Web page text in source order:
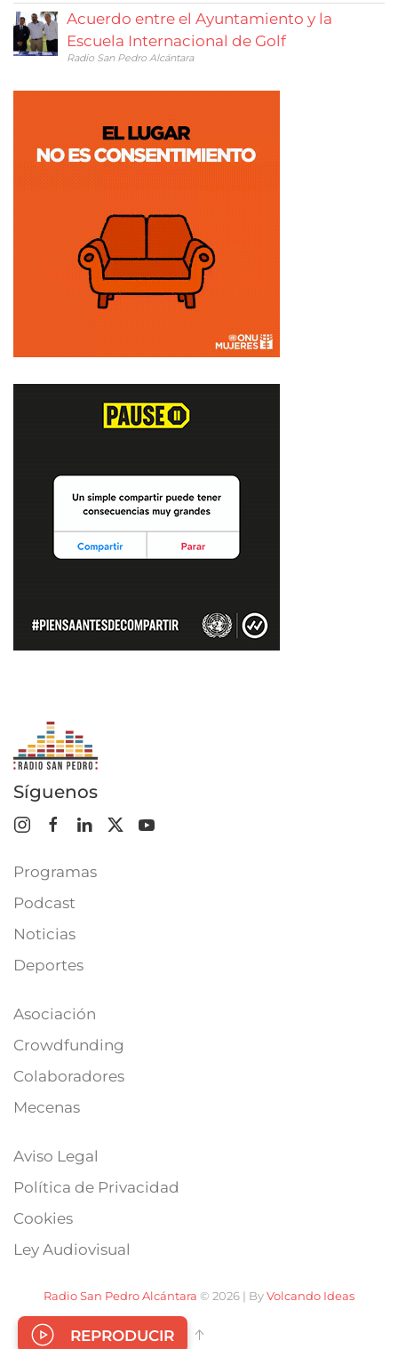
Acuerdo entre el Ayuntamiento y la
Escuela Internacional de Golf
Radio San Pedro Alcántara
Síguenos
Programas
Podcast
Noticias
Deportes
Asociación
Crowdfunding
Colaboradores
Mecenas
Aviso Legal
Política de Privacidad
Cookies
Ley Audiovisual
Radio San Pedro Alcántara © 2026 | ByVolcando Ideas
REPRODUCIR